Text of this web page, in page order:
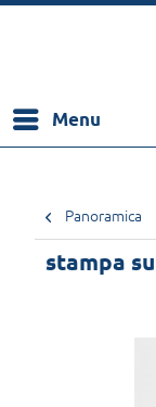
Menu
Panoramica
stampa